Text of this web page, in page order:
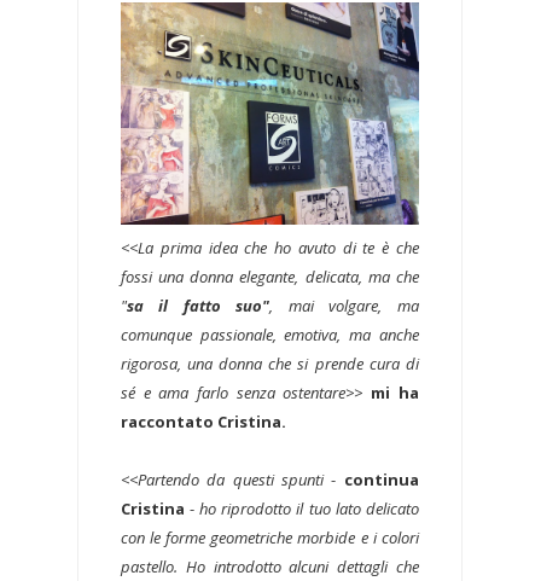
<<La prima idea che ho avuto di te è che
fossi una donna elegante, delicata, ma che
"sa il fatto suo", mai volgare, ma
comunque passionale, emotiva, ma anche
rigorosa, una donna che si prende cura di
sé e ama farlo senza ostentare>> mi ha
raccontato Cristina.
<<Partendo da questi spunti- continua
Cristina -ho riprodotto il tuo lato delicato
con le forme geometriche morbide e i colori
pastello. Ho introdotto alcuni dettagli che